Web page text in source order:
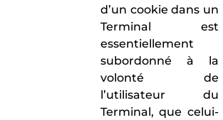
d’un cookie dans un
Terminal est
essentiellement
subordonné à la
volonté de
l’utilisateur du
Terminal, que celui-